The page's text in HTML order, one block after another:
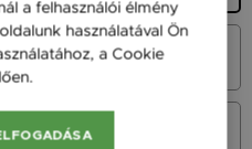
a felhasználói élmény
használatával Ön
a Cookie